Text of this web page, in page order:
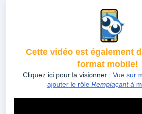
Cette vidéo est également
format mobile!
Cliquez ici pour la visionner : Vue sur
ajouter le rôle Remplaçantà